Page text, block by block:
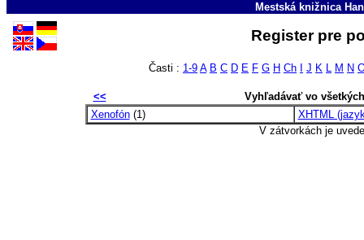
Mestská knižnica
Register pre
Časti : 1-9 A B C D E F G H Ch J K L M N
<<
Vyhľadávať vo
Xenofón(1)
XHTML
V zátvorkách je